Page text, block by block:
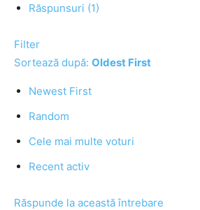
Răspunsuri (1)
Filter
Sortează după: Oldest First
Newest First
Random
Cele mai multe voturi
Recent activ
Răspunde la această întrebare